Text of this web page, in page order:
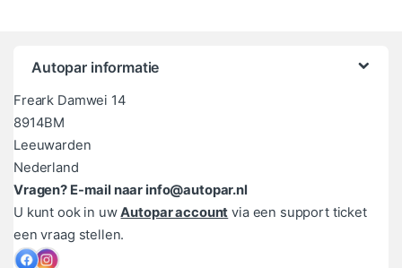
Autopar informatie
Freark Damwei 14
8914BM
Leeuwarden
Nederland
Vragen? E-mail naar info@autopar.nl
U kunt ook in uwAutopar account via een support ticket
een vraag stellen.